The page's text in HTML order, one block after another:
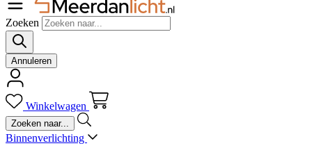
Zoeken
Annuleren
Winkelwagen
Binnenverlichting